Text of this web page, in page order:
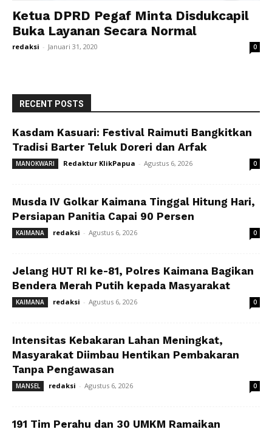
Ketua DPRD Pegaf Minta Disdukcapil
Buka Layanan Secara Normal
redaksi - Januari 31, 2020 0
RECENT POSTS
Kasdam Kasuari: Festival Raimuti Bangkitkan
Tradisi Barter Teluk Doreri dan Arfak
MANOKWARI Redaktur KlikPapua - Agustus 6, 2026 0
Musda IV Golkar Kaimana Tinggal Hitung Hari,
Persiapan Panitia Capai 90 Persen
KAIMANA redaksi - Agustus 6, 2026 0
Jelang HUT RI ke-81, Polres Kaimana Bagikan
Bendera Merah Putih kepada Masyarakat
KAIMANA redaksi - Agustus 6, 2026 0
Intensitas Kebakaran Lahan Meningkat,
Masyarakat Diimbau Hentikan Pembakaran
Tanpa Pengawasan
MANSEL redaksi - Agustus 6, 2026 0
191 Tim Perahu dan 30 UMKM Ramaikan